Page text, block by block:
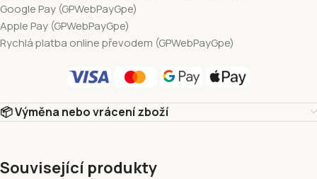
Google Pay (GPWebPayGpe)
Apple Pay (GPWebPayGpe)
Rychlá platba online převodem (GPWebPayGpe)
📦 Výměna nebo vrácení zboží
Související produkty